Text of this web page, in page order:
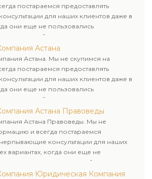
постараемся предоставлять
для наших клиентов даже в
они еще не пользовались
нашей компании.
Астана
Астана. Мы не скупимся на
постараемся предоставлять
для наших клиентов даже в
они еще не пользовались
нашей компании.
Астана Правоведы
Астана Правоведы. Мы не
и всегда постараемся
консультации для наших
вариантах, когда они еще не
услугами нашей компании.
Юридическая Компания